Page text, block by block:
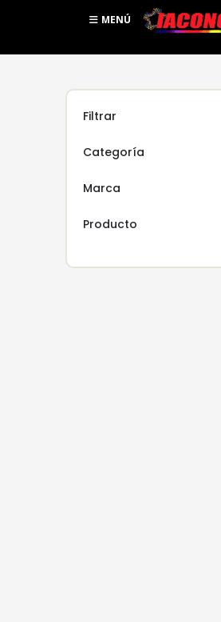
MENÚ
Filtrar
Categoría
Marca
Producto